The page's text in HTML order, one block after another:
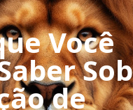
Você
de